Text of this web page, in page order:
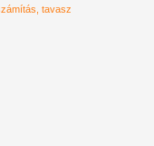
tavasz